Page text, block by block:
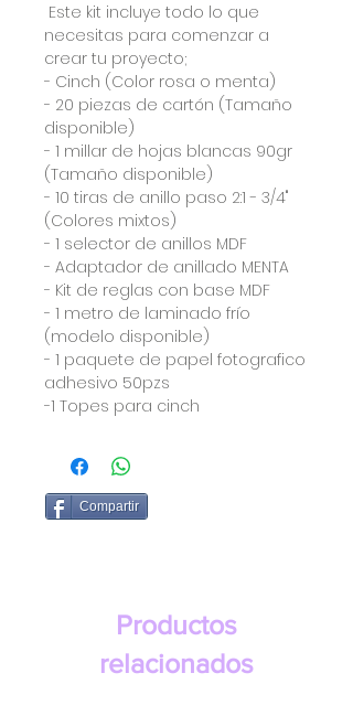
Este kit incluye todo lo que
necesitas para comenzar a
crear tu proyecto;
- Cinch (Color rosa o menta)
- 20 piezas de cartón (Tamaño
disponible)
- 1 millar de hojas blancas 90gr
(Tamaño disponible)
- 10 tiras de anillo paso 2:1 - 3/4"
(Colores mixtos)
- 1 selector de anillos MDF
- Adaptador de anillado MENTA
- Kit de reglas con base MDF
- 1 metro de laminado frío
(modelo disponible)
- 1 paquete de papel fotografico
adhesivo 50pzs
-1 Topes para cinch
Compartir
Productos
relacionados